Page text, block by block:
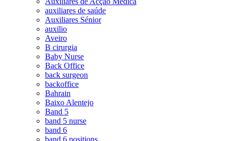
auxiliares de saúde
Auxiliares Sénior
auxilio
Aveiro
B cirurgia
Baby Nurse
Back Office
back surgeon
backoffice
Bahrain
Baixo Alentejo
Band 5
band 5 nurse
band 6
band 6 positions